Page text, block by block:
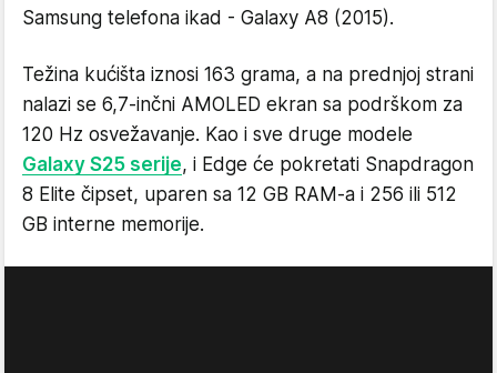
Samsung telefona ikad - Galaxy A8 (2015).
Težina kućišta iznosi 163 grama, a na prednjoj strani
nalazi se 6,7-inčni AMOLED ekran sa podrškom za
120 Hz osvežavanje. Kao i sve druge modele
Galaxy S25 serije, i Edge će pokretati Snapdragon
8 Elite čipset, uparen sa 12 GB RAM-a i 256 ili 512
GB interne memorije.